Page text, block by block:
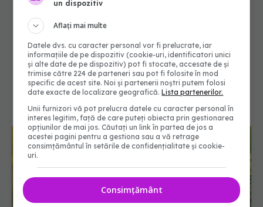
un dispozitiv
Aflați mai multe
Datele dvs. cu caracter personal vor fi prelucrate, iar
informațiile de pe dispozitiv (cookie-uri, identificatori unici
și alte date de pe dispozitiv) pot fi stocate, accesate de și
trimise către 224 de parteneri sau pot fi folosite în mod
specific de acest site. Noi și partenerii noștri putem folosi
date exacte de localizare geografică.Lista partenerilor.
Unii furnizori vă pot prelucra datele cu caracter personal în
interes legitim, față de care puteți obiecta prin gestionarea
opțiunilor de mai jos. Căutați un link în partea de jos a
acestei pagini pentru a gestiona sau a vă retrage
consimțământul în setările de confidențialitate și cookie-
uri.
Consimțământ